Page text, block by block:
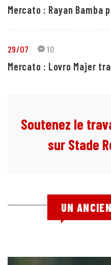
Mercato : Rayan Bamba
29/07 10
Mercato : Lovro Majer
Soutenez le
sur Stade
UN